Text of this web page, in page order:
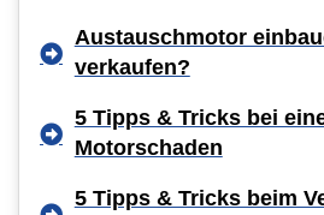
Austauschmotor
verkaufen?
5 Tipps & Tricks bei
Motorschaden
5 Tipps & Tricks beim